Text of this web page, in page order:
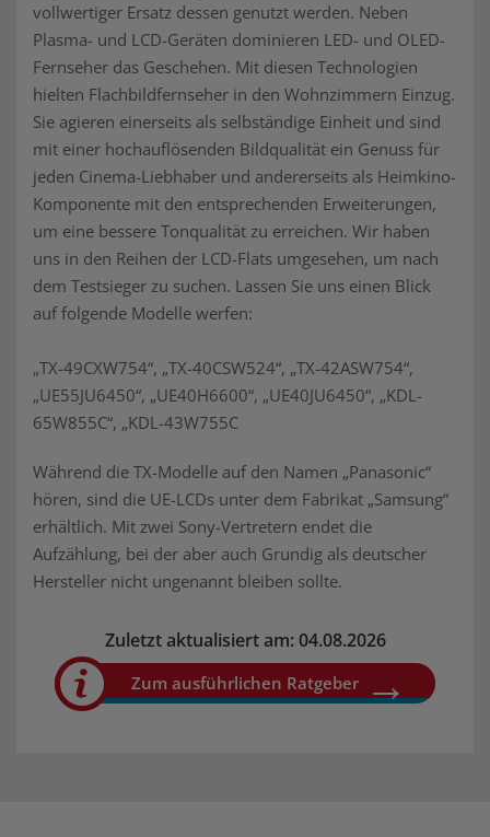
vollwertiger Ersatz dessen genutzt werden. Neben
Plasma- und LCD-Geräten dominieren LED- und OLED-
Fernseher das Geschehen. Mit diesen Technologien
hielten Flachbildfernseher in den Wohnzimmern Einzug.
Sie agieren einerseits als selbständige Einheit und sind
mit einer hochauflösenden Bildqualität ein Genuss für
jeden Cinema-Liebhaber und andererseits als Heimkino-
Komponente mit den entsprechenden Erweiterungen,
um eine bessere Tonqualität zu erreichen. Wir haben
uns in den Reihen der LCD-Flats umgesehen, um nach
dem Testsieger zu suchen. Lassen Sie uns einen Blick
auf folgende Modelle werfen:
„TX-49CXW754“, „TX-40CSW524“, „TX-42ASW754“,
„UE55JU6450“, „UE40H6600“, „UE40JU6450“, „KDL-
65W855C“, „KDL-43W755C
Während die TX-Modelle auf den Namen „Panasonic“
hören, sind die UE-LCDs unter dem Fabrikat „Samsung“
erhältlich. Mit zwei Sony-Vertretern endet die
Aufzählung, bei der aber auch Grundig als deutscher
Hersteller nicht ungenannt bleiben sollte.
Zuletzt aktualisiert am: 04.08.2026
Zum ausführlichen Ratgeber